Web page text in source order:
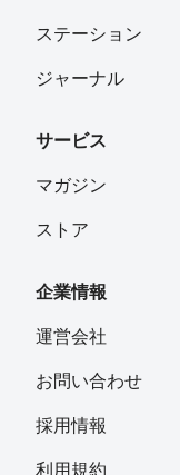
ステーション
ジャーナル
サービス
マガジン
ストア
企業情報
運営会社
お問い合わせ
採用情報
利用規約